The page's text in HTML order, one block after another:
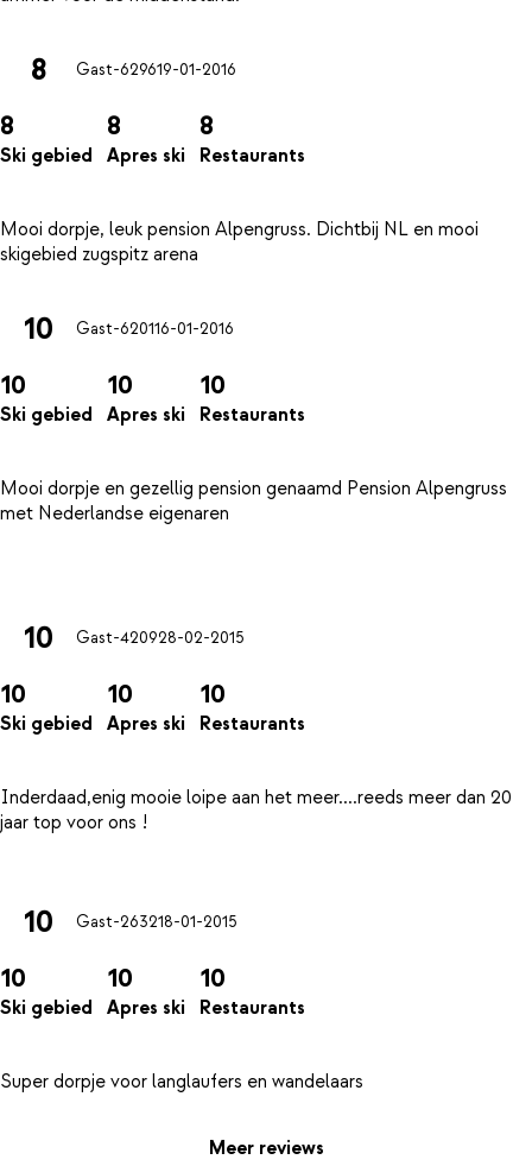
8 Gast-629619-01-2016
8
Ski gebied
8
Apres ski
8
Restaurants
Mooi dorpje, leuk pension Alpengruss. Dichtbij NL en mooi
10 Gast-620116-01-2016
10
Ski gebied
10
Apres ski
10
Restaurants
Mooi dorpje en gezellig pension genaamd Pension Alpengruss
met Nederlandse eigenaren
10 Gast-420928-02-2015
10
Ski gebied
10
Apres ski
10
Restaurants
Inderdaad,enig mooie loipe aan het meer....reeds meer dan 20
jaar top voor ons !
10 Gast-263218-01-2015
10
Ski gebied
10
Apres ski
10
Restaurants
Meer reviews